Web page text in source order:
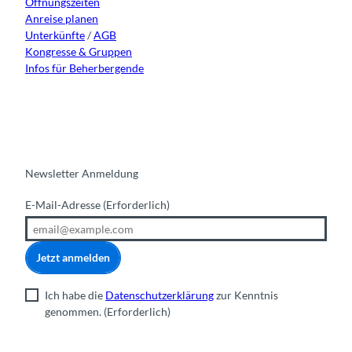
m
Anreise planen
Unterkünfte/AGB
Kongresse & Gruppen
Infos für Beherbergende
Newsletter Anmeldung
E-Mail-Adresse (Erforderlich)
Jetzt anmelden
Ich habe die Datenschutzerklärungzur Kenntnis
genommen. (Erforderlich)